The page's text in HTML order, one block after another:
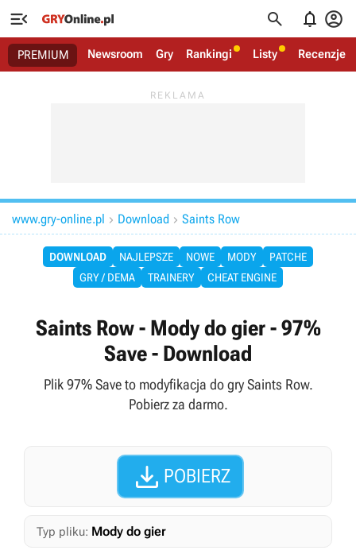
   
PREMIUM Newsroom Gry Rankingi Listy Recenzje
www.gry-online.pl  Download  Saints Row
DOWNLOAD NAJLEPSZE NOWE MODY
PATCHE
GRY / DEMA
TRAINERY CHEAT ENGINE
Saints Row - Mody do gier - 97%
Save - Download
Plik 97% Save to modyfikacja do gry Saints Row.
Pobierz za darmo.
 POBIERZ
Typ pliku: Mody do gier